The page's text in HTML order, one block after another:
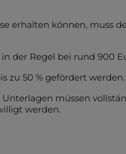
erhalten können, muss
der Regel bei rund 900
zu 50 % gefördert werden.
müssen
werden.